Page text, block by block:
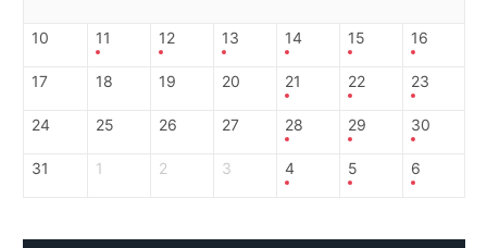
10 11 12 13 14 15 16
17 18 19 20 21 22 23
24 25 26 27 28 29 30
31 1 2 3 4 5 6